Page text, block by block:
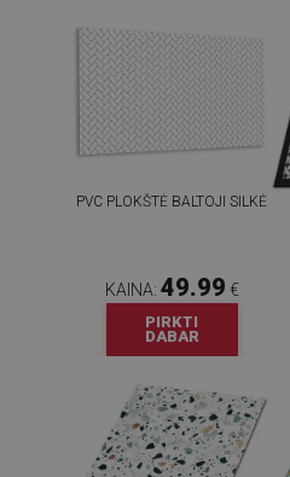
PVC PLOKŠTĖ BALTOJI SILKĖ
KAINA: 49.99 €
PIRKTI
DABAR